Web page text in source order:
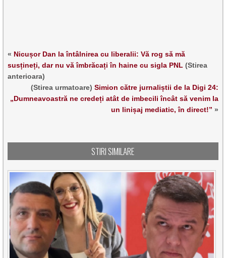
« Nicușor Dan la întâlnirea cu liberalii: Vă rog să mă
susțineți, dar nu vă îmbrăcați în haine cu sigla PNL (Stirea
anterioara)
(Stirea urmatoare) Simion către jurnaliștii de la Digi 24:
„Dumneavoastră ne credeți atât de imbecili încât să venim la
un linișaj mediatic, în direct!” »
STIRI SIMILARE